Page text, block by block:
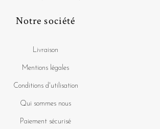
Notre société
Livraison
Mentions légales
Conditions d'utilisation
Qui sommes nous
Paiement sécurisé